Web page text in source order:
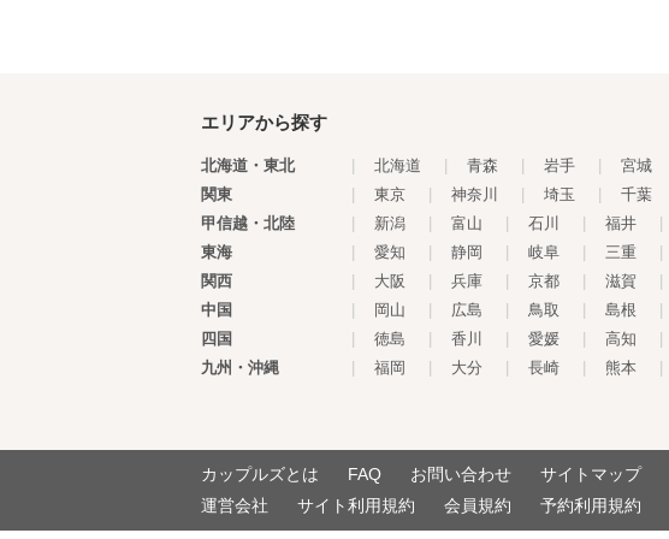
エリアから探す
北海道・東北 北海道 青森 岩手 宮城
関東
東京 神奈川 埼玉 千葉
甲信越・北陸
新潟 富山 石川 福井
東海
愛知 静岡 岐阜 三重
関西
大阪 兵庫 京都 滋賀
中国
岡山 広島 鳥取 島根
四国
徳島 香川 愛媛 高知
九州・沖縄
福岡 大分 長崎 熊本
カップルズとは FAQ お問い合わせ サイトマップ
運営会社
サイト利用規約 会員規約 予約利用規約